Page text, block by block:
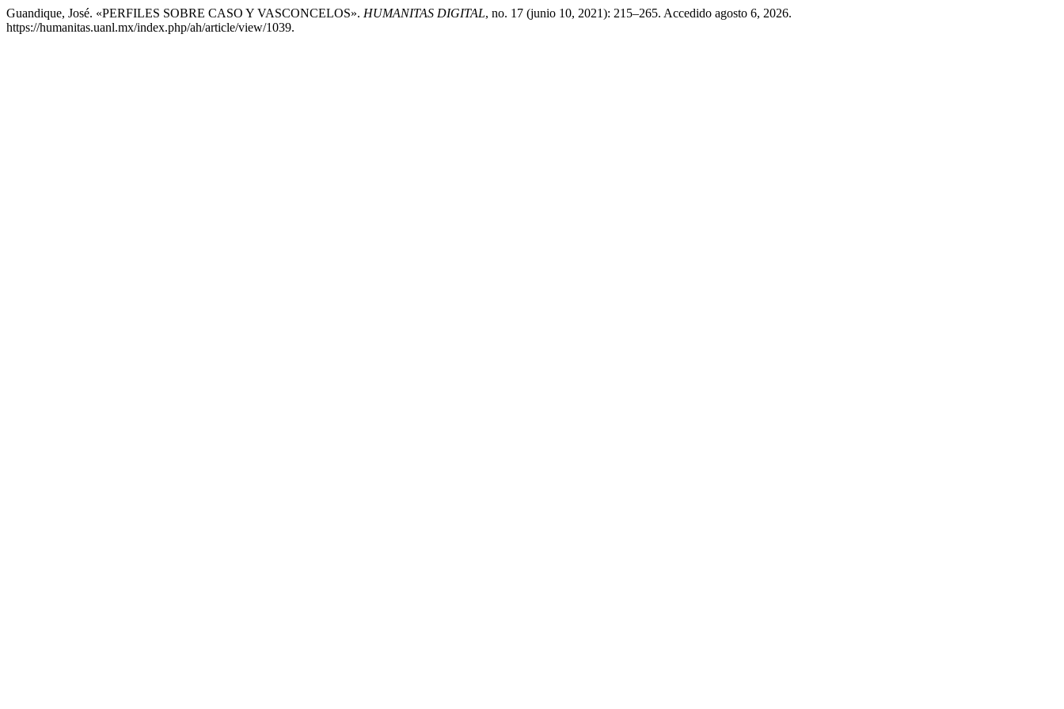
Guandique, José. «PERFILES SOBRE CASO Y VASCONCELOS». HUMANITAS DIGITAL, no. 17 (junio 10, 2021): 215–265. Accedido agosto 6, 2026.
https://humanitas.uanl.mx/index.php/ah/article/view/1039.